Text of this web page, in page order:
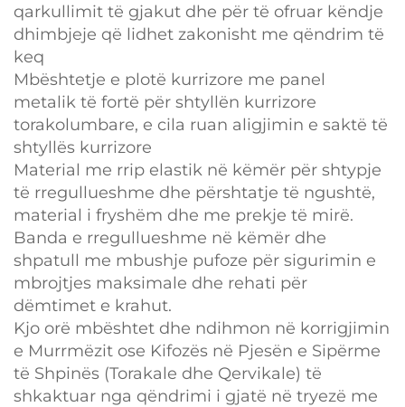
qarkullimit të gjakut dhe për të ofruar këndje
dhimbjeje që lidhet zakonisht me qëndrim të
keq
Mbështetje e plotë kurrizore me panel
metalik të fortë për shtyllën kurrizore
torakolumbare, e cila ruan aligjimin e saktë të
shtyllës kurrizore
Material me rrip elastik në këmër për shtypje
të rregullueshme dhe përshtatje të ngushtë,
material i fryshëm dhe me prekje të mirë.
Banda e rregullueshme në këmër dhe
shpatull me mbushje pufoze për sigurimin e
mbrojtjes maksimale dhe rehati për
dëmtimet e krahut.
Kjo orë mbështet dhe ndihmon në korrigjimin
e Murrmëzit ose Kifozës në Pjesën e Sipërme
të Shpinës (Torakale dhe Qervikale) të
shkaktuar nga qëndrimi i gjatë në tryezë me